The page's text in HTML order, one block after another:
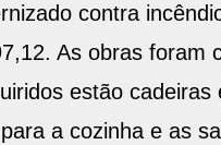
contra
As obras foram
estão
a cozinha e as